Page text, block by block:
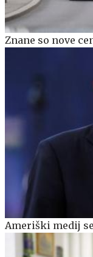
Znane so nove
Ameriški medij